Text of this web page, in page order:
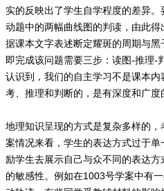
实的反映出了学生自学程度的差异
动题中的两幅曲线图的判读，由此
据课本文字表述断定耀斑的周期与黑
即完成该问题需要三步：读图-推理-
认识到，我们的自主学习不是课本
考、推理和判断的，是有深度和广
地理知识呈现的方式是复杂多样的
案情况来看，学生的表达方式过于
励学生去展示自己与众不同的表达
的敏感性。例如在1003号学案中有